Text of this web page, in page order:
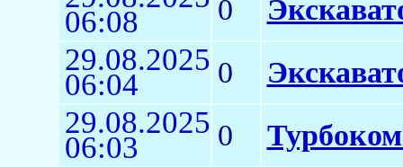
06:08 0
29.08.2025
06:04 0
29.08.2025
06:03 0